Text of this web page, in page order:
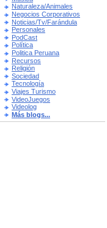
Naturaleza/Animales
Negocios Corporativos
Noticias/Tv/Farándula
Personales
PodCast
Política
Politica Peruana
Recursos
Religión
Sociedad
Tecnología
Viajes Turismo
VideoJuegos
Videolog
Más blogs...